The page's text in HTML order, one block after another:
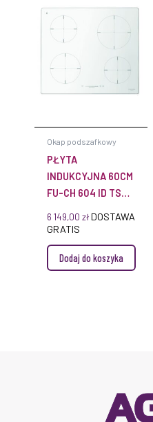
Okap podszafkowy
PŁYTA
INDUKCYJNA 60CM
FU-CH 604 ID TS
6 149,00 zł DOSTAWA
GRATIS
Dodaj do koszyka